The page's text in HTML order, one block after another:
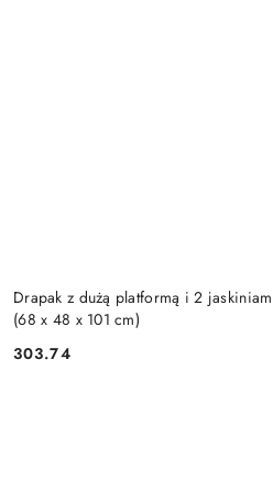
Drapak z dużą platformą i 2
(68 x 48 x 101 cm)
Cena:
303.74